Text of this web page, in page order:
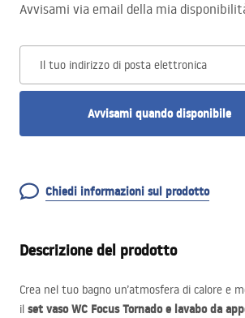
Avvisami via email della mia
Il tuo indirizzo di posta elettronica
Avvisami quando disponibile
Chiedi informazioni sul prodotto
Descrizione del prodotto
Crea nel tuo bagno un’atmosfera di calore e
il set vaso WC Focus Tornado e lavabo da